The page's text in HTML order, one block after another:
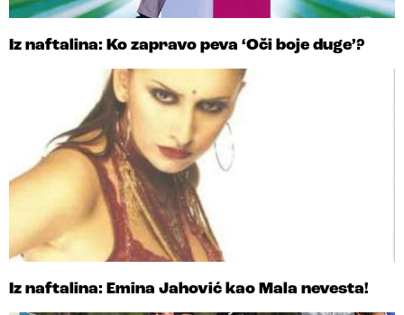
Iz naftalina: Ko zapravo peva ‘Oči boje duge’?
Iz naftalina: Emina Jahović kao Mala nevesta!